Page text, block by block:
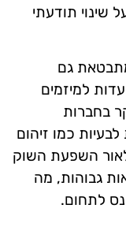
תודעתי
גם
למיזמים
בחברות
כמו זיהום
לאור השפעת השוק
גבוהות, מה
לתחום.